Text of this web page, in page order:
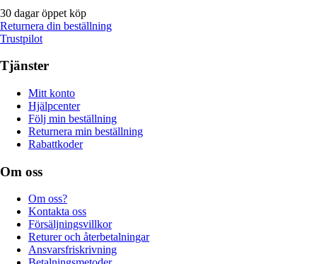
30 dagar öppet köp
Returnera din beställning
Trustpilot
Tjänster
Mitt konto
Hjälpcenter
Följ min beställning
Returnera min beställning
Rabattkoder
Om oss
Om oss?
Kontakta oss
Försäljningsvillkor
Returer och återbetalningar
Ansvarsfriskrivning